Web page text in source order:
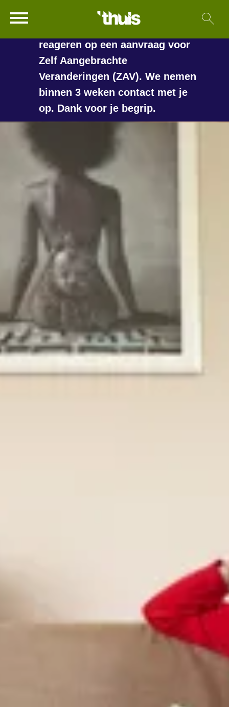
Naar hoofdinhoud
Naar hoofdnavigatiemenu
Naar zoeken
Naar de homepage
Ga naar Hoofd
langer duren voordat we
reageren op een aanvraag voor
Zelf Aangebrachte
Veranderingen (ZAV). We nemen
binnen 3 weken contact met je
op. Dank voor je begrip.